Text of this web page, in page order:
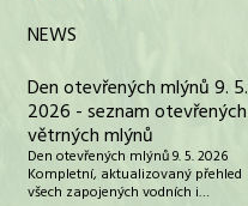
NEWS
Den otevřených mlýnů 9. 5.
2026 - seznam otevřených
větrných mlýnů
Den otevřených mlýnů 9. 5. 2026
Kompletní, aktualizovaný přehled
všech zapojených vodních i…